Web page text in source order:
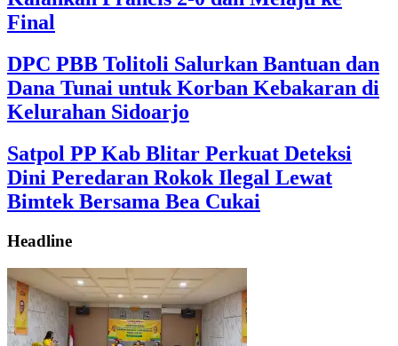
Final
DPC PBB Tolitoli Salurkan Bantuan dan
Dana Tunai untuk Korban Kebakaran di
Kelurahan Sidoarjo
Satpol PP Kab Blitar Perkuat Deteksi
Dini Peredaran Rokok Ilegal Lewat
Bimtek Bersama Bea Cukai
Headline